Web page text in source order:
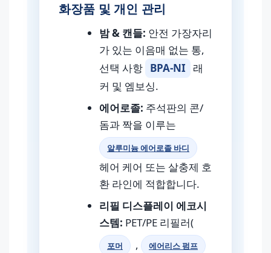
화장품 및 개인 관리
밤 & 캔들: 안전 가장자리
가 있는 이음매 없는 통,
선택 사항 BPA-NI
래
커 및 엠보싱.
에어로졸: 주석판의 콘/
돔과 짝을 이루는
알루미늄 에어로졸 바디
헤어 케어 또는 살충제 호
환 라인에 적합합니다.
리필 디스플레이 에코시
스템: PET/PE 리필러(
포머 , 에어리스 펌프